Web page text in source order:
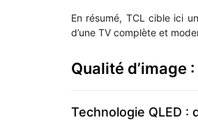
En résumé, TCL cible ici
d’une TV complète et
Qualité d’image
Technologie QLED :